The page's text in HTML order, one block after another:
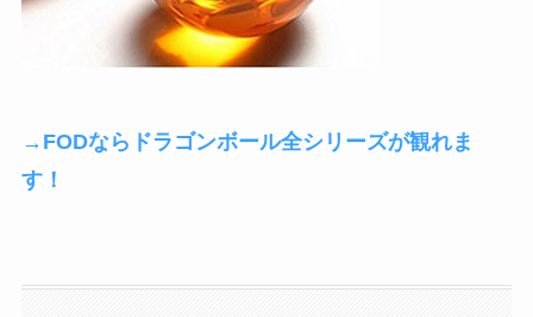
→FODならドラゴンボール全シリーズが観れま
す！